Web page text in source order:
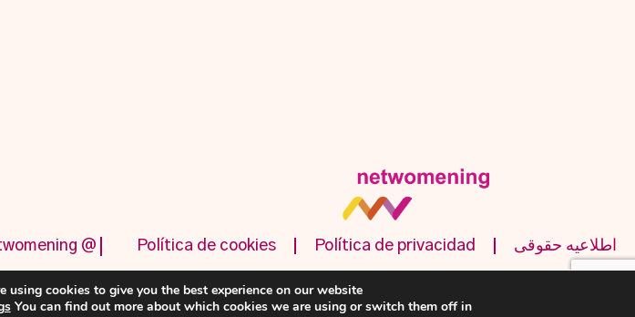
اطلاعیه حقوقی Política de privacidad
Política de cookies
@ Copyright 2023 Netwomening
using cookies to give you the best experience on our website.
You can find out more about which cookies we are using or switch them off in